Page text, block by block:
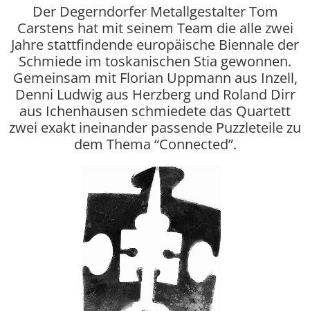
Der Degerndorfer Metallgestalter Tom
Carstens hat mit seinem Team die alle zwei
Jahre stattfindende europäische Biennale der
Schmiede im toskanischen Stia gewonnen.
Gemeinsam mit Florian Uppmann aus Inzell,
Denni Ludwig aus Herzberg und Roland Dirr
aus Ichenhausen schmiedete das Quartett
zwei exakt ineinander passende Puzzleteile zu
dem Thema “Connected”.